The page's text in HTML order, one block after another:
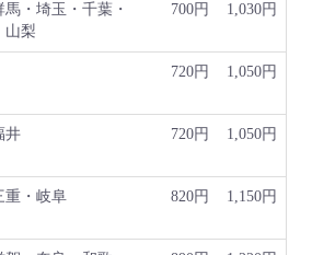
・埼玉・千葉・
山梨
700円 1,030円
720円 1,050円
井 720円 1,050円
重・岐阜 820円 1,150円